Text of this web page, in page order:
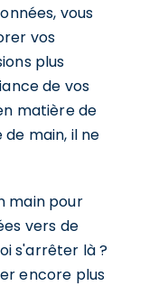
vous
vos
plus
de vos
matière de
main, il ne
main pour
vers de
s'arrêter là ?
encore plus